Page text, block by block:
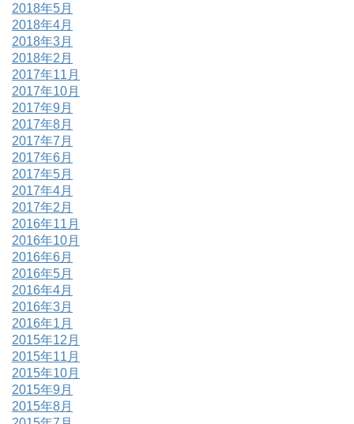
2018年5月
2018年4月
2018年3月
2018年2月
2017年11月
2017年10月
2017年9月
2017年8月
2017年7月
2017年6月
2017年5月
2017年4月
2017年2月
2016年11月
2016年10月
2016年6月
2016年5月
2016年4月
2016年3月
2016年1月
2015年12月
2015年11月
2015年10月
2015年9月
2015年8月